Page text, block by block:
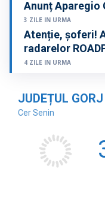
Anunț Aparegio
3 ZILE IN URMA
Atenție, șoferi!
radarelor
4 ZILE IN URMA
JUDEȚUL GORJ
Cer Senin